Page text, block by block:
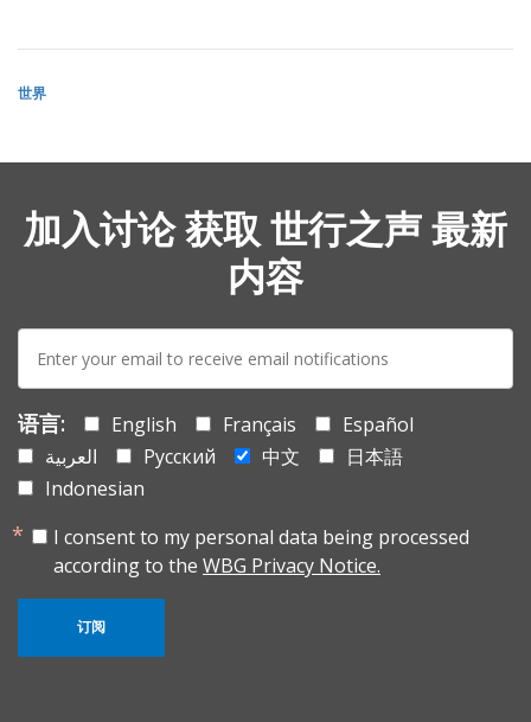
世界
加入讨论 获取 世行之声 最新
内容
E-
mail:
语言: English Français
Español
العربية
Русский 中文
日本語
Indonesian
I consent to my personal data being processed
according to the WBG Privacy Notice.
订阅